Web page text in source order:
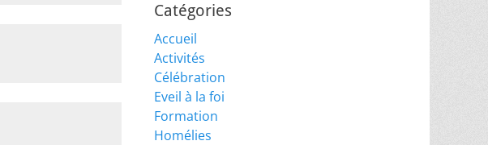
Catégories
Accueil
Activités
Célébration
Eveil à la foi
Formation
Homélies